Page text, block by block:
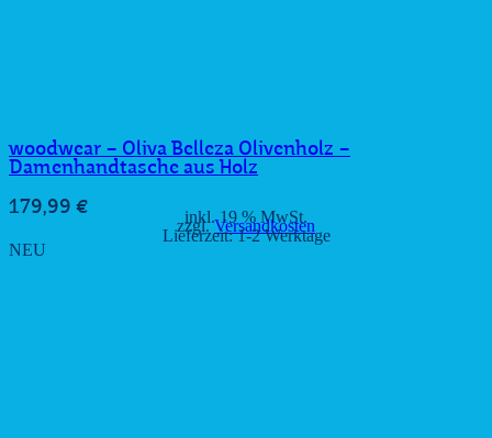
woodwear – Oliva Belleza Olivenholz –
Damenhandtasche aus Holz
179,99 € inkl. 19 % MwSt.
zzgl.Versandkosten
Lieferzeit:1-2 Werktage
NEU